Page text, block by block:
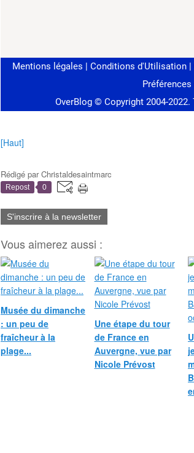
[Haut]
Rédigé parChristaldesaintmarc
Repost 0
S'inscrire à la newsletter
Vous aimerez aussi :
Musée du dimanche
: un peu de
fraîcheur à la
plage...
Une étape du tour
de France en
Auvergne, vue par
Nicole Prévost